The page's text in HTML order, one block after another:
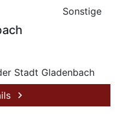
Sonstige
Stadt Gladenbach